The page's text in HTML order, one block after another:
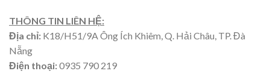
THÔNG TIN LIÊN HỆ:
Địa chỉ: K18/H51/9A Ông Ích Khiêm, Q. Hải Châu, TP. Đà
Nẵng
Điện thoại:0935 790 219